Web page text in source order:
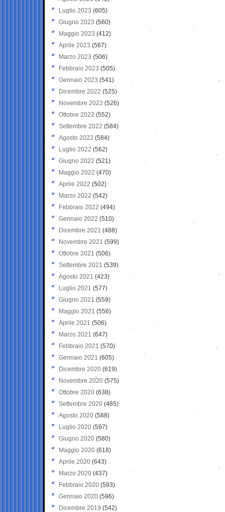
Luglio 2023 (605)
Giugno 2023 (560)
Maggio 2023 (412)
Aprile 2023 (567)
Marzo 2023 (506)
Febbraio 2023 (505)
Gennaio 2023 (541)
Dicembre 2022 (525)
Novembre 2022 (526)
Ottobre 2022 (552)
Settembre 2022 (584)
Agosto 2022 (584)
Luglio 2022 (562)
Giugno 2022 (521)
Maggio 2022 (470)
Aprile 2022 (502)
Marzo 2022 (542)
Febbraio 2022 (494)
Gennaio 2022 (510)
Dicembre 2021 (488)
Novembre 2021 (599)
Ottobre 2021 (506)
Settembre 2021 (539)
Agosto 2021 (423)
Luglio 2021 (577)
Giugno 2021(559)
Maggio 2021 (556)
Aprile 2021 (506)
Marzo 2021 (647)
Febbraio 2021 (570)
Gennaio 2021 (605)
Dicembre 2020 (619)
Novembre 2020 (575)
Ottobre 2020 (638)
Settembre 2020(465)
Agosto 2020 (588)
Luglio 2020 (597)
Giugno 2020 (580)
Maggio 2020 (618)
Aprile 2020 (643)
Marzo 2020 (437)
Febbraio 2020 (593)
Gennaio 2020 (596)
Dicembre 2019 (542)